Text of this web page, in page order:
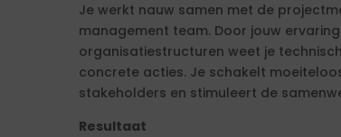
Je werkt nauw samen met de
management team. Door jouw
organisatiestructuren weet je
concrete acties. Je schakelt
stakeholders en stimuleert de
Resultaat